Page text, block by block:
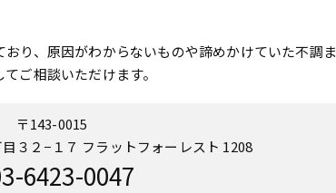
り、原因がわからないものや諦めかけていた不調
ご相談いただけます。
〒143-0015
３２−１７ フラットフォーレスト 1208
6423-0047